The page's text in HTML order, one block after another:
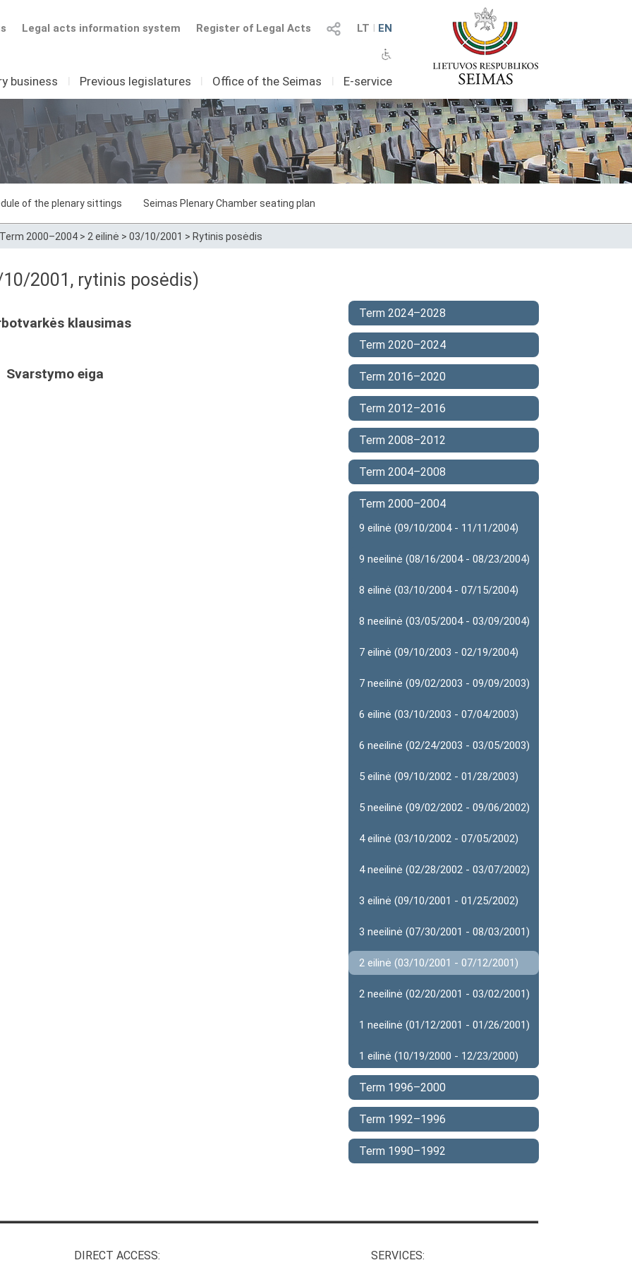
LT I EN
Register of Legal Acts
Legal acts information system
business I Previous legislatures I Office of the Seimas I E-service
of the plenary sittings Seimas Plenary Chamber seating plan
Term 2000–2004 > 2 eilinė > 03/10/2001 > Rytinis posėdis
10/2001, rytinis posėdis)
klausimas
Svarstymo eiga
Term 2024–2028
Term 2020–2024
Term 2016–2020
Term 2012–2016
Term 2008–2012
Term 2004–2008
Term 2000–2004
9 eilinė (09/10/2004 - 11/11/2004)
9 neeilinė (08/16/2004 - 08/23/2004)
8 eilinė (03/10/2004 - 07/15/2004)
8 neeilinė (03/05/2004 - 03/09/2004)
7 eilinė (09/10/2003 - 02/19/2004)
7 neeilinė (09/02/2003 - 09/09/2003)
6 eilinė (03/10/2003 - 07/04/2003)
6 neeilinė (02/24/2003 - 03/05/2003)
5 eilinė (09/10/2002 - 01/28/2003)
5 neeilinė (09/02/2002 - 09/06/2002)
4 eilinė (03/10/2002 - 07/05/2002)
4 neeilinė (02/28/2002 - 03/07/2002)
3 eilinė (09/10/2001 - 01/25/2002)
3 neeilinė (07/30/2001 - 08/03/2001)
2 eilinė (03/10/2001 - 07/12/2001)
2 neeilinė (02/20/2001 - 03/02/2001)
1 neeilinė (01/12/2001 - 01/26/2001)
1 eilinė (10/19/2000 - 12/23/2000)
Term 1996–2000
Term 1992–1996
Term 1990–1992
DIRECT ACCESS: SERVICES: